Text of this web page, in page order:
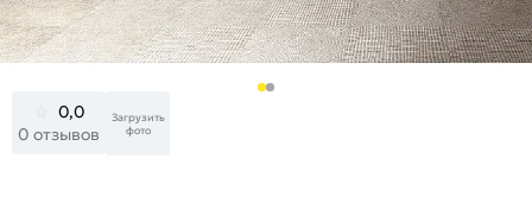
0,0
0 отзывов
Загрузить
фото